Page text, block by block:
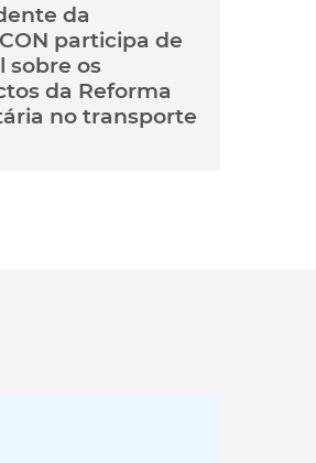
da
participa de
sobre os
da Reforma
no transporte